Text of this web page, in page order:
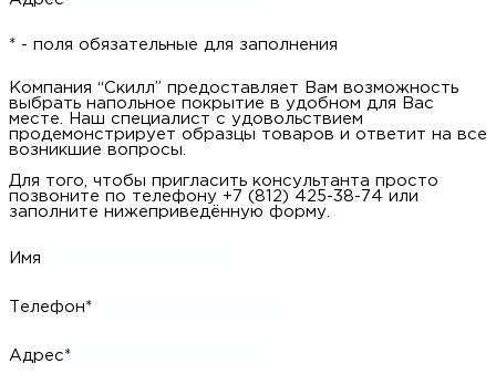
Телефон*
* - поля обязательные для заполнения
Компания “Скилл” предоставляет Вам возможность
запросить данный образец на дом. Наш специалист с
удовольствием продемонстрирует образцец товара и ответит
Для того, чтобы запросить образец просто позвоните по
форму.
Имя